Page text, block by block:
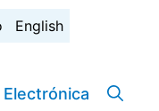
English
Electrónica